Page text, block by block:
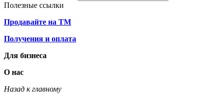
Полезные ссылки
Продавайте на ТМ
Получения и оплата
Для бизнеса
О нас
Назад к главному